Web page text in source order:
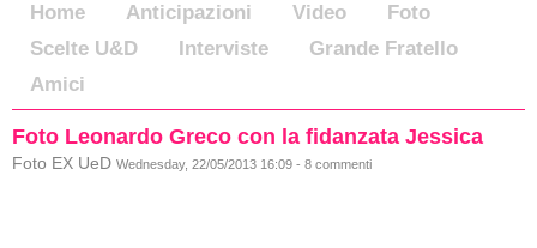
Home Anticipazioni Video
Foto
Scelte U&D
Interviste
Grande Fratello
Amici
Foto Leonardo Greco con la fidanzata Jessica
Foto EX UeD Wednesday, 22/05/2013 16:09 - 8 commenti